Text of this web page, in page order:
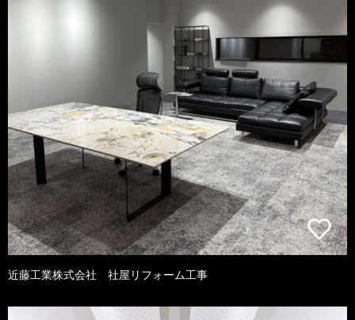
近藤工業株式会社 社屋リフォーム工事